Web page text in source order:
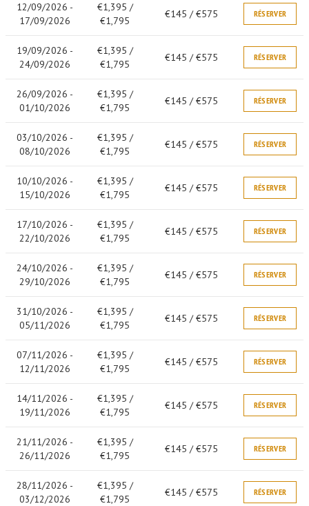
12/09/2026 -
17/09/2026
€1,395 /
€1,795
€145 / €575 RÉSERVER
19/09/2026 -
24/09/2026
€1,395 /
€1,795
€145 / €575 RÉSERVER
26/09/2026 -
01/10/2026
€1,395 /
€1,795
€145 / €575 RÉSERVER
03/10/2026 -
08/10/2026
€1,395 /
€1,795
€145 / €575 RÉSERVER
10/10/2026 -
15/10/2026
€1,395 /
€1,795
€145 / €575 RÉSERVER
17/10/2026 -
22/10/2026
€1,395 /
€1,795
€145 / €575 RÉSERVER
24/10/2026 -
29/10/2026
€1,395 /
€1,795
€145 / €575 RÉSERVER
31/10/2026 -
05/11/2026
€1,395 /
€1,795
€145 / €575 RÉSERVER
07/11/2026 -
12/11/2026
€1,395 /
€1,795
€145 / €575 RÉSERVER
14/11/2026 -
19/11/2026
€1,395 /
€1,795
€145 / €575 RÉSERVER
21/11/2026 -
26/11/2026
€1,395 /
€1,795
€145 / €575 RÉSERVER
28/11/2026 -
03/12/2026
€1,395 /
€1,795
€145 / €575 RÉSERVER